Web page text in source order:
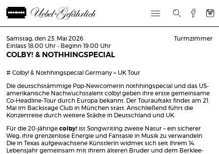
Samstag, den 23. Mai 2026
Einlass 18:00 Uhr - Beginn 19:00 Uhr
COLBY! & NOTHHINGSPECIAL
Turmzimmer
# Colby! & Nothhingspecial Germany + UK Tour
Die deutschstämmige Pop-Newcomerin nothhingspecial und das US-
amerikanische Nachwuchstalent colby! geben ihre erste gemeinsame
Co-Headline-Tour durch Europa bekannt. Der Tourauftakt findet am 21.
Mai im Backstage Club in München statt. Anschließend führt die
Konzertreise durch weitere Städte in Deutschland und UK.
Für die 20-jährige colby! ist Songwriting zweite Natur – ein sicherer
Weg, ihre grenzenlose Energie und Fantasie in Musik zu verwandeln.
Die in Texas aufgewachsene Künstlerin widmet sich seit ihrem 14.
Lebensjahr gemeinsam mit ihrem älteren Bruder und dem Berklee-